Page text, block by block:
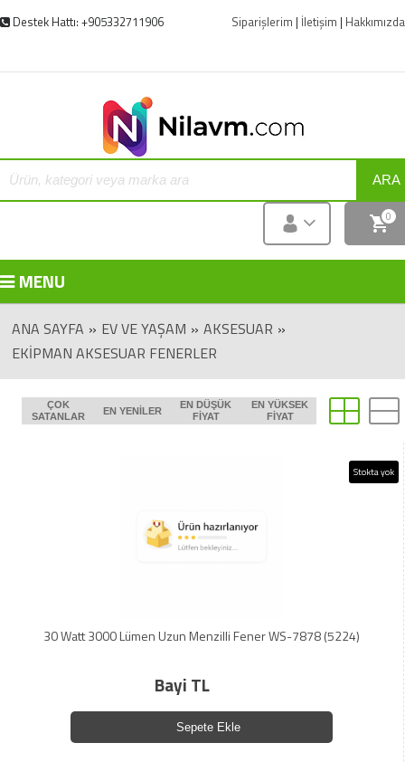
Destek Hattı: +905332711906 Siparişlerim | İletişim | Hakkımızda
ARA
0
MENU
ANA SAYFA » EV VE YAŞAM » AKSESUAR »
EKIPMAN AKSESUAR FENERLER
ÇOK
SATANLAR
EN YENILER
EN DÜŞÜK
FIYAT
EN YÜKSEK
FIYAT
Stokta yok
30 Watt 3000 Lümen Uzun Menzilli Fener WS-7878 (5224)
Bayi TL
Sepete Ekle